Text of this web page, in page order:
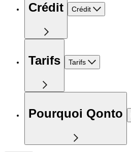
Crédit Crédit
Tarifs Tarifs
Pourquoi Qonto